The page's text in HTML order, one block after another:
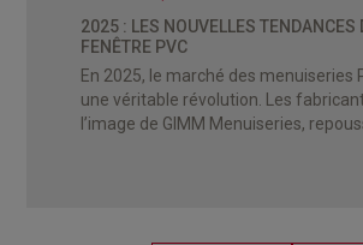
2025 : LES NOUVELLES TENDANCES
FENÊTRE PVC
En 2025, le marché des menuiseries
une véritable révolution. Les
l’image de GIMM Menuiseries,